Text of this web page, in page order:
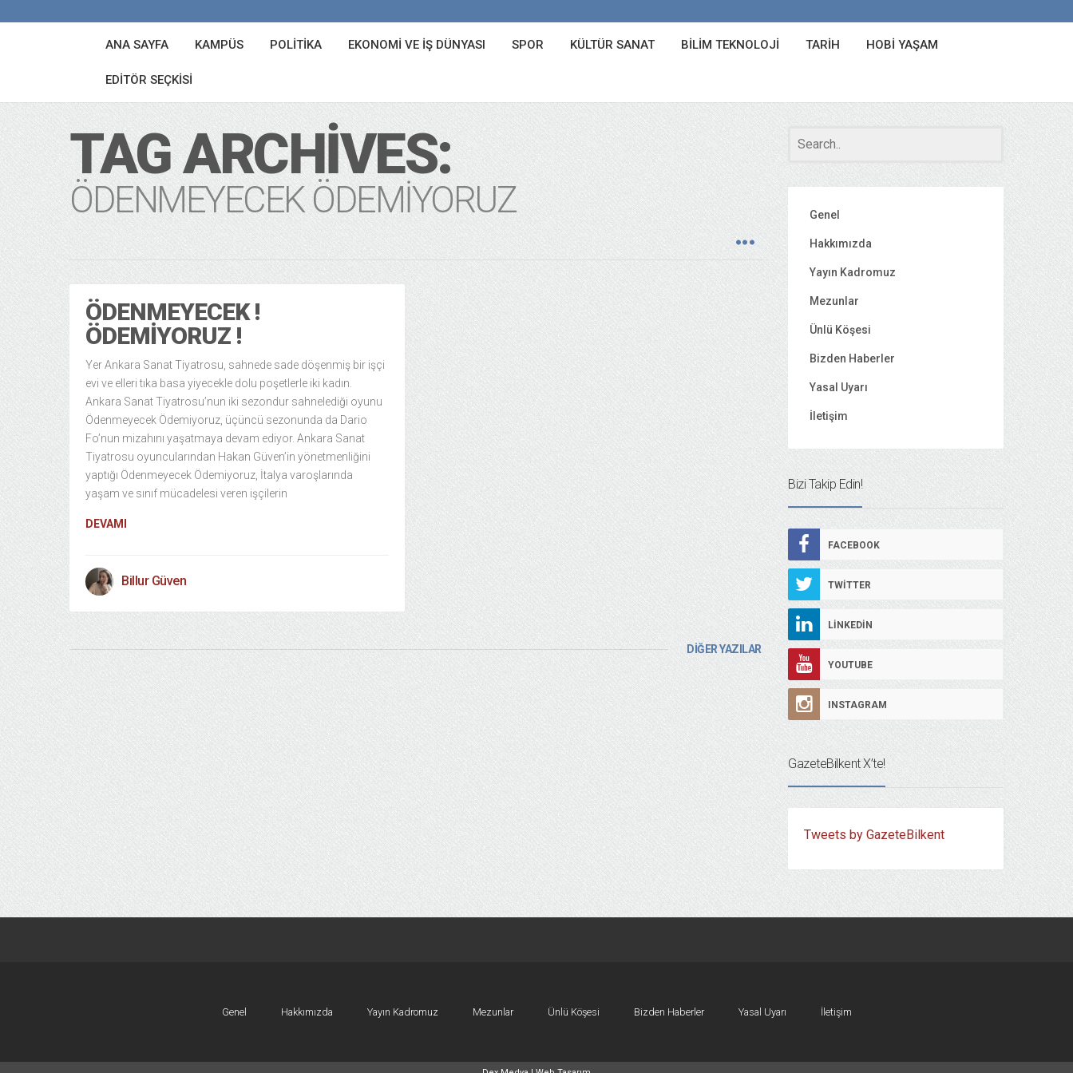
ANA SAYFA KAMPÜS POLITIKA EKONOMI VE İŞ DÜNYASI SPOR KÜLTÜR SANAT BILIM TEKNOLOJI TARIH HOBI YAŞAM
EDITÖR SEÇKISI
TAG ARCHIVES:
ÖDENMEYECEK ÖDEMIYORUZ
ÖDENMEYECEK !
ÖDEMIYORUZ !
Yer Ankara Sanat Tiyatrosu, sahnede sade döşenmiş bir işçi
evi ve elleri tıka basa yiyecekle dolu poşetlerle iki kadın.
Ankara Sanat Tiyatrosu’nun iki sezondur sahnelediği oyunu
Ödenmeyecek Ödemiyoruz, üçüncü sezonunda da Dario
Fo’nun mizahını yaşatmaya devam ediyor. Ankara Sanat
Tiyatrosu oyuncularından Hakan Güven’in yönetmenliğini
yaptığı Ödenmeyecek Ödemiyoruz, İtalya varoşlarında
yaşam ve sınıf mücadelesi veren işçilerin
DEVAMI
Billur Güven
DİĞER YAZILAR
Genel
Hakkımızda
Yayın Kadromuz
Mezunlar
Ünlü Köşesi
Bizden Haberler
Yasal Uyarı
İletişim
Bizi Takip Edin!
FACEBOOK
TWITTER
LINKEDIN
YOUTUBE
INSTAGRAM
GazeteBilkent X’te!
Tweets by GazeteBilkent
Genel Hakkımızda Yayın Kadromuz Mezunlar Ünlü Köşesi Bizden Haberler Yasal Uyarı İletişim